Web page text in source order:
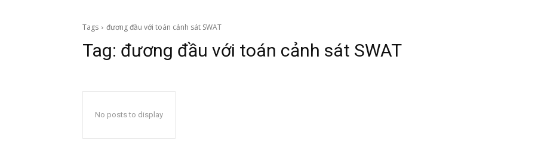
Tags đương đầu với toán cảnh sát SWAT
Tag: đương đầu với toán cảnh sát SWAT
No posts to display